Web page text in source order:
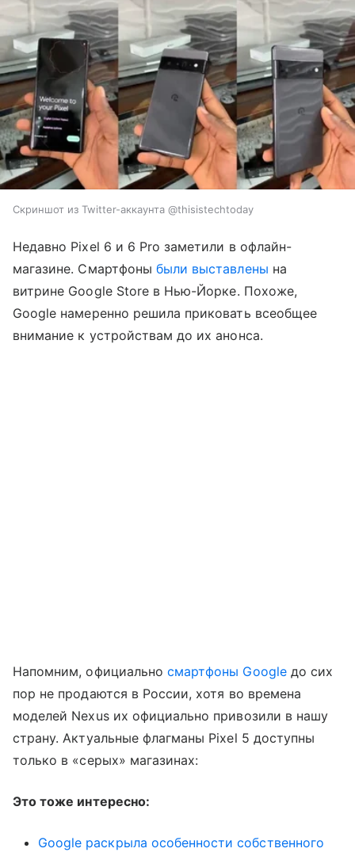
Скриншот из Twitter-аккаунта @thisistechtoday
Недавно Pixel 6 и 6 Pro заметили в офлайн-
магазине. Смартфоны были выставлены на
витрине Google Store в Нью-Йорке. Похоже,
Google намеренно решила приковать всеобщее
внимание к устройствам до их анонса.
Напомним, официальносмартфоны Googleдо сих
пор не продаются в России, хотя во времена
моделей Nexus их официально привозили в нашу
страну. Актуальные флагманы Pixel 5 доступны
только в «серых» магазинах:
Это тоже интересно:
Google раскрыла особенности собственного